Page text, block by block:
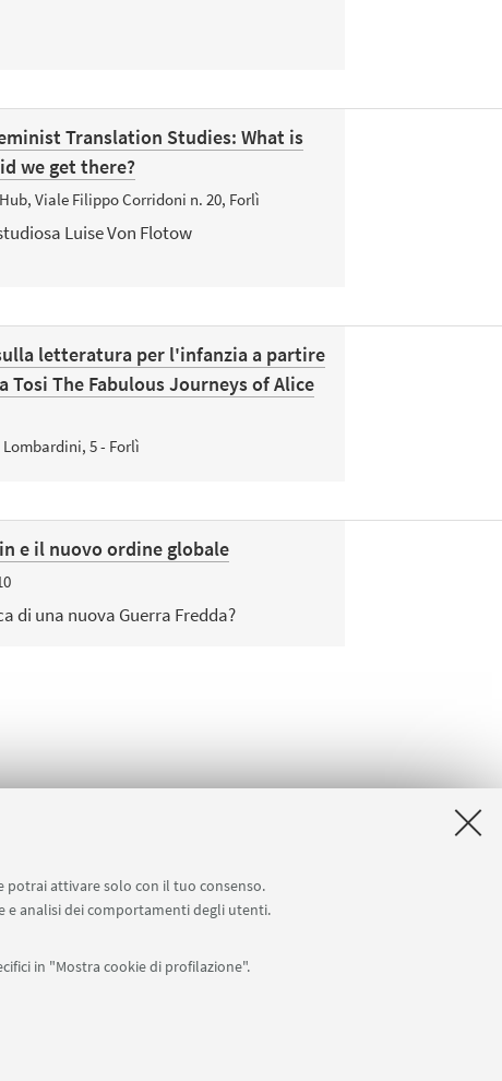
potrai attivare solo con il tuo consenso.
e analisi dei comportamenti degli utenti.
in "Mostra cookie di profilazione".
Translation Studies: What is
we get there?
Viale Filippo Corridoni n. 20, Forlì
Luise Von Flotow
letteratura per l'infanzia a partire
Tosi The Fabulous Journeys of Alice
Lombardini, 5 - Forlì
e il nuovo ordine globale
di una nuova Guerra Fredda?